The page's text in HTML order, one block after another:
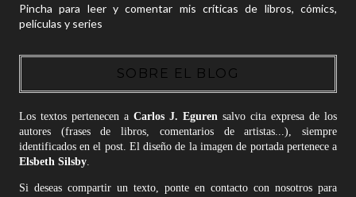
Pincha para leer y comentar mis críticas de libros, cómics,
películas y series
SOBRE EL BLOG
Los textos pertenecen a Carlos J. Egurensalvo cita expresa de los
autores (frases de libros, comentarios de artistas...), siempre
identificados en el post. El diseño de la imagen de portada pertenece a
Elsbeth Silsby.
Si deseas compartir un texto, ponte en contacto con nosotros para